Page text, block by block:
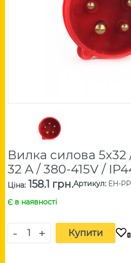
Вилка силова 5x32
32 A / 380-415V /
Ціна: 158.1 грн.Артикул: EH-
Є в наявності
- + Купити